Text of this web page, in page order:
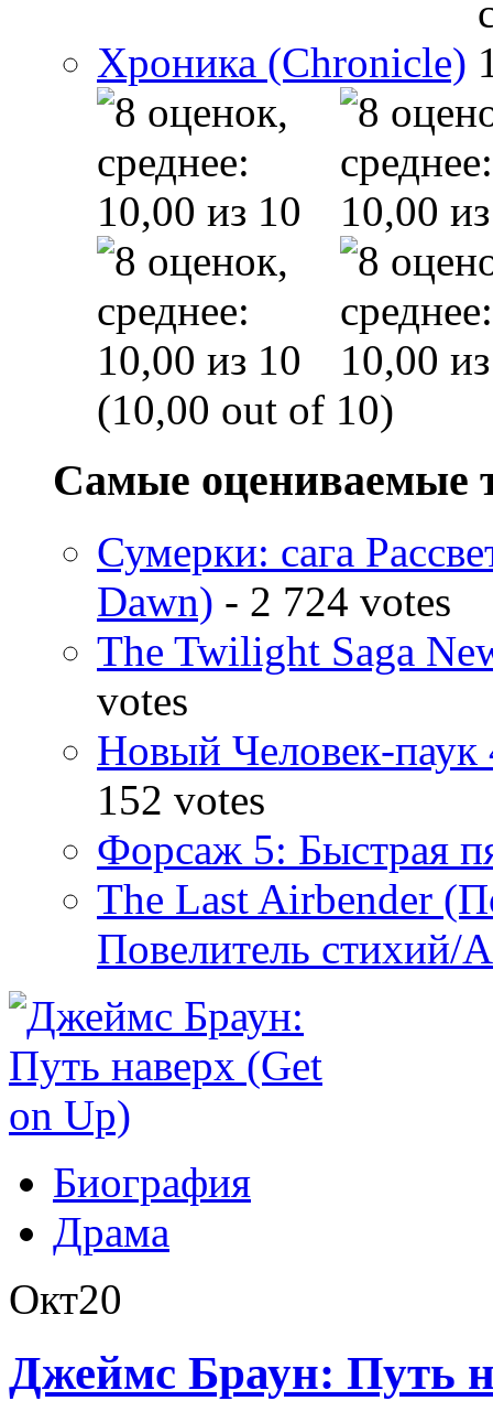
Хроника (Chronicle)
(10,00 out of 10)
Самые оцениваемые
Сумерки: cага
Dawn) - 2 724 votes
The Twilight Saga
votes
Новый Человек-
152 votes
Форсаж 5: Быстрая
The Last Airbender
Повелитель стихий/
Биография
Драма
Окт20
Джеймс Браун: Путь